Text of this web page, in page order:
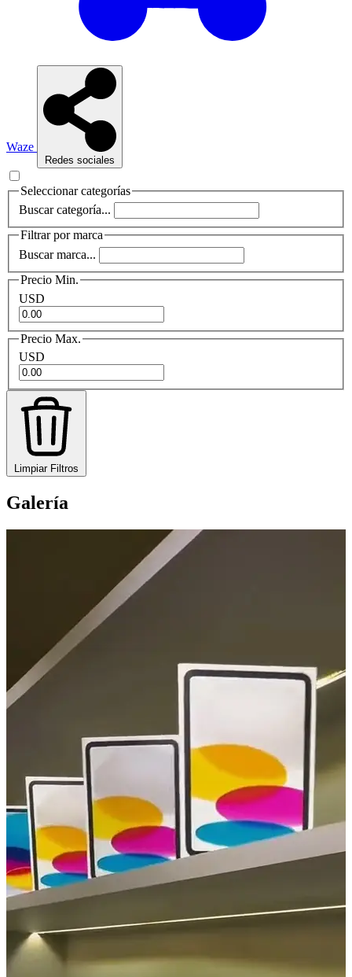
Waze
Redes sociales
Seleccionar categorías
Buscar categoría...
Filtrar por marca
Buscar marca...
Precio Min.
USD
Precio Max.
USD
Limpiar Filtros
Galería